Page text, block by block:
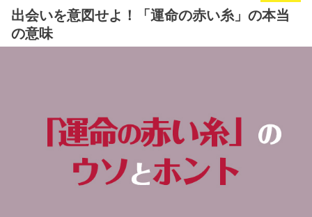
出会いを意図せよ！「運命の赤い糸」の本当
の意味